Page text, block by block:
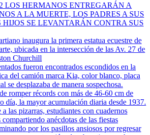
LOS HERMANOS ENTREGARÁN A
A LA MUERTE, LOS PADRES A SUS
HIJOS SE LEVANTARÁN CONTRA SUS
inaugura la primera estatua ecuestre de
ubicada en la intersección de las Av. 27 de
Churchill
fueron encontrados escondidos en la
del camión marca Kia, color blanco, placa
se desplazaba de manera sospechosa.
romper récords con más de 46-60 cm de
día, la mayor acumulación diaria desde 1937.
las pizarras, estudiantes con cuadernos
anécdotas de las fiestas
por los pasillos ansiosos por regresar